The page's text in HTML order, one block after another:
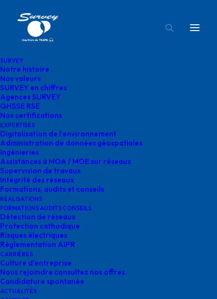
SURVEY
Notre histoire
Nos valeurs
SURVEY en chiffres
Agences SURVEY
QHSSE RSE
Nos certifications
EXPERTISES
Digitalisation de l’environnement
Administration de données géospatiales
Ingénieries
Assistances à MOA / MOE sur réseaux
Supervision de travaux
Intégrité des réseaux
Formations, audits et conseils
RÉALISATIONS
FORMATIONS AUDITS CONSEILS
Détection de réseaux
Protection cathodique
Risques électriques
Réglementation AIPR
CARRIÈRES
Culture d’entreprise
Nous rejoindre consultez nos offres
Candidature spontanée
ACTUALITÉS
Accueil
Logo Qualiopi
Logo Qualiopi